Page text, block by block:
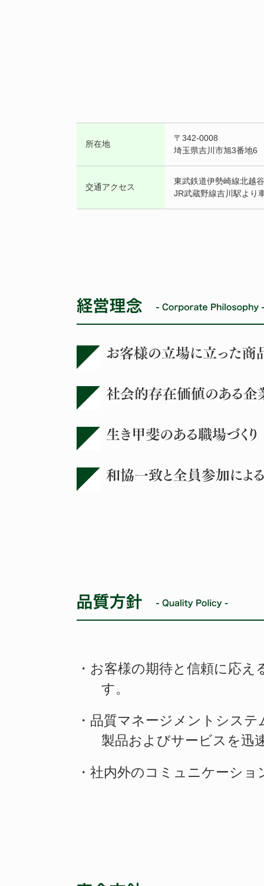
所在地
〒342-0008
埼玉県吉川市旭3番地6
交通アクセス
東武鉄道伊勢崎線北越
JR武蔵野線吉川駅より
・お客様の期待と信頼に応
す。
・品質マネージメントシス
製品およびサービスを迅
・社内外のコミュニケーシ